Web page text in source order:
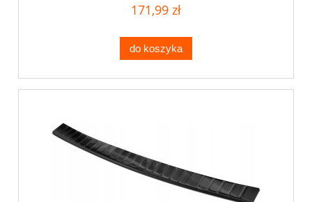
171,99 zł
do koszyka